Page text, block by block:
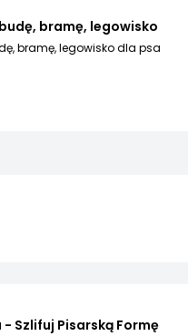
bramę, legowisko
bramę, legowisko dla psa
- Szlifuj Pisarską Formę